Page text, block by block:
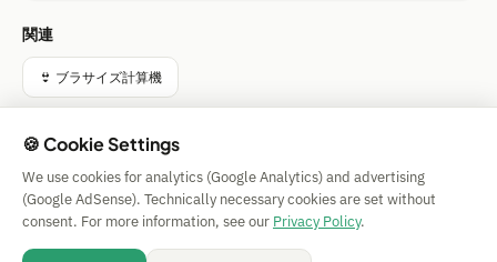
関連
👙 ブラサイズ計算機
Simple Calculator
Impressum
| Privacy | Terms |
🍪 Cookies
🍪 Cookie Settings
We use cookies for analytics (Google Analytics) and advertising
(Google AdSense). Technically necessary cookies are set without
consent. For more information, see our Privacy Policy.